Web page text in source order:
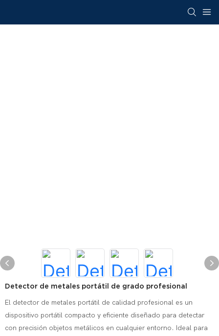
Detector de metales portátil de grado profesional
El detector de metales portátil de calidad profesional es un
dispositivo portátil compacto y eficiente diseñado para detectar
con precisión objetos metálicos en cualquier entorno. Ideal para